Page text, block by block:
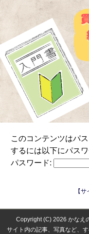
このコンテンツはパ
するには以下にパス
パスワード:
【
Copyright (C) 2026 かなえ
サイト内の記事、写真など、